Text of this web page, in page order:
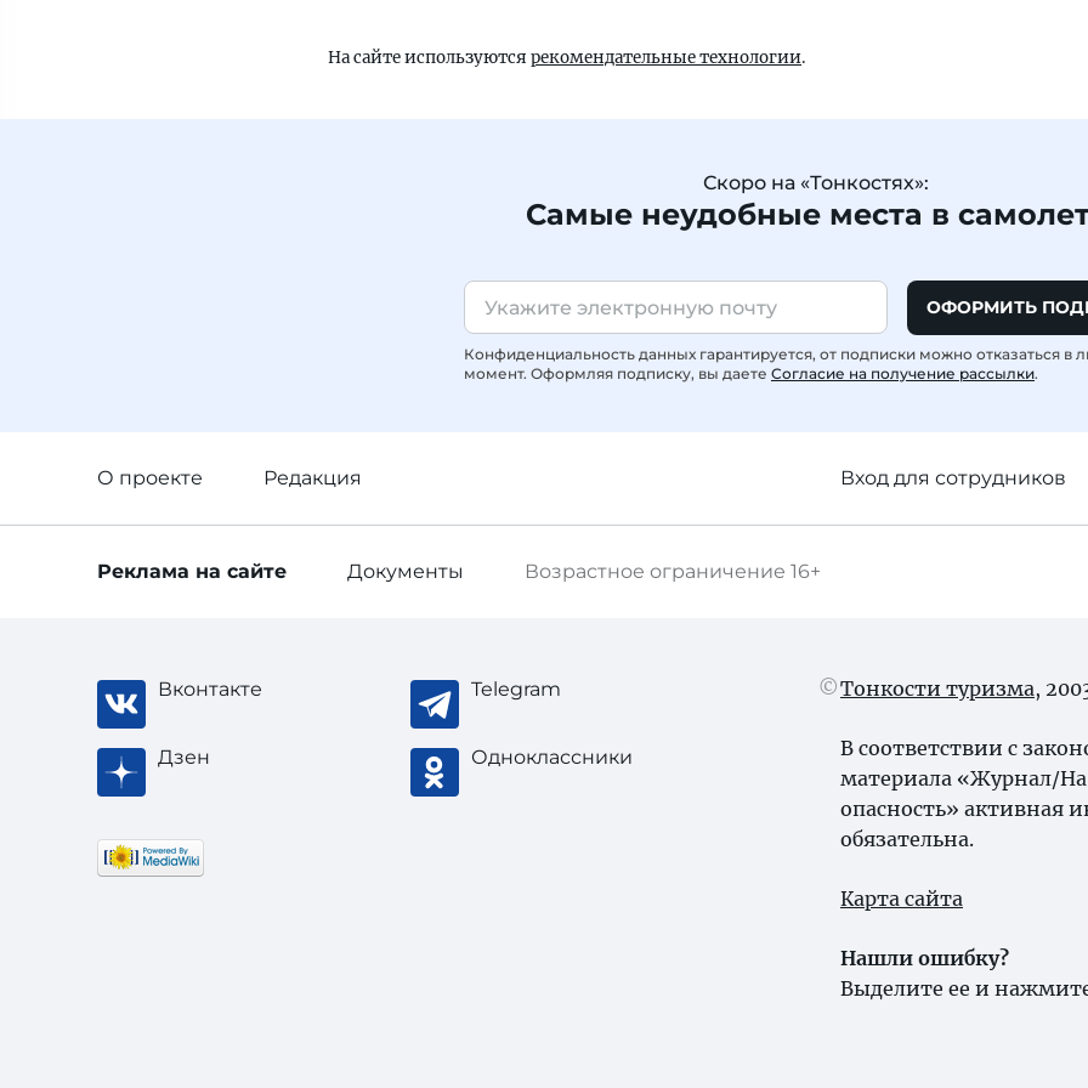
На сайте используются рекомендательные технологии.
Скоро на «Тонкостях»:
Самые неудобные места в
ОФОРМИТЬ
Конфиденциальность данных гарантируется, от подписки можно отказаться в
момент. Оформляя подписку, вы даете Согласие на получение рассылки.
О проекте Редакция Вход для сотрудников
Возрастное ограничение 16+
Реклама на сайте Документы
Вконтакте Telegram
Дзен Одноклассники
Тонкости туризма,
В соответствии с
материала «Журнал/На
опасность» активная
обязательна.
Карта сайта
Нашли ошибку?
Выделите ее и